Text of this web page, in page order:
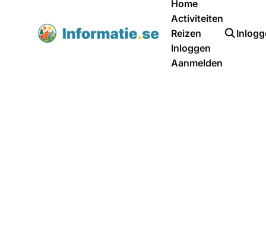
Home
Activiteiten
Reizen
Inloggen
Aanmelden